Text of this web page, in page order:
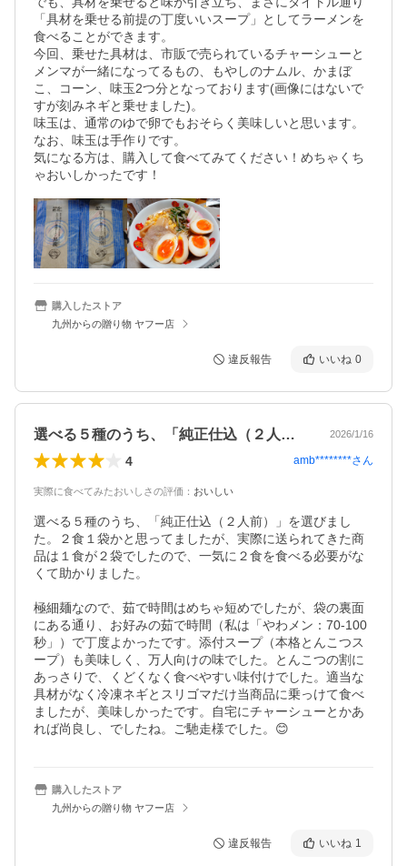
「具材を乗せる前提の丁度いいスープ」としてラーメンを
食べることができます。
今回、乗せた具材は、市販で売られているチャーシューと
メンマが一緒になってるもの、もやしのナムル、かまぼ
こ、コーン、味玉2つ分となっております(画像にはないで
すが刻みネギと乗せました)。
味玉は、通常のゆで卵でもおそらく美味しいと思います。
なお、味玉は手作りです。
気になる方は、購入して食べてみてください！めちゃくち
ゃおいしかったです！
購入したストア
九州からの贈り物 ヤフー店
違反報告 いいね 0
選べる５種のうち、「純正仕込（２人前）… 2026/1/16
4 amb********さん
実際に食べてみたおいしさの評価 ： おいしい
選べる５種のうち、「純正仕込（２人前）」を選びまし
た。２食１袋かと思ってましたが、実際に送られてきた商
品は１食が２袋でしたので、一気に２食を食べる必要がな
くて助かりました。
極細麺なので、茹で時間はめちゃ短めでしたが、袋の裏面
にある通り、お好みの茹で時間（私は「やわメン：70-100
秒」）で丁度よかったです。添付スープ（本格とんこつス
ープ）も美味しく、万人向けの味でした。とんこつの割に
あっさりで、くどくなく食べやすい味付けでした。適当な
具材がなく冷凍ネギとスリゴマだけ当商品に乗っけて食べ
ましたが、美味しかったです。自宅にチャーシューとかあ
れば尚良し、でしたね。ご馳走様でした。😊
購入したストア
九州からの贈り物 ヤフー店
違反報告 いいね 1